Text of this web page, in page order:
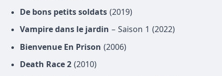
De bons petits soldats (2019)
Vampire dans le jardin – Saison 1 (2022)
Bienvenue En Prison (2006)
Death Race 2 (2010)